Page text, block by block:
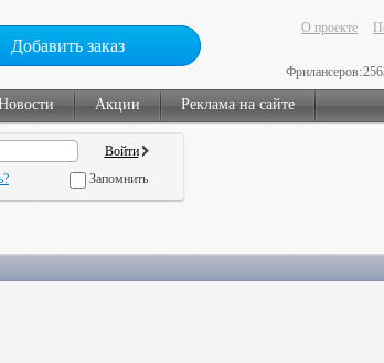
Добавить заказ
О проекте
Фрилансеров:
Акции Реклама на сайте
Запомнить